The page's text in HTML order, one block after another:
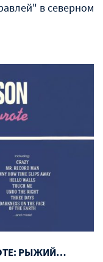
в северном
РЫЖИЙ…